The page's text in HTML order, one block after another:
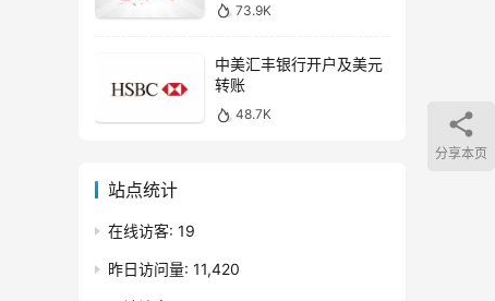
73.9K
中美汇丰银行开户及美元
转账
48.7K
站点统计
在线访客: 19
昨日访问量: 11,420
分享本页